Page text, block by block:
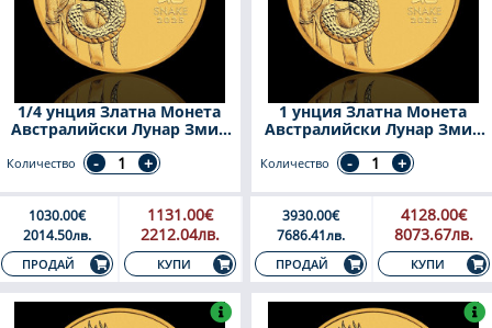
1/4 унция Златна Монета
Австралийски Лунар Змия
2025
Количество
1030.00€
2014.50лв.
ПРОДАЙ
1131.00€
2212.04лв.
КУПИ
1 унция Златна Монета
Австралийски Лунар Змия
2025
Количество
3930.00€
7686.41лв.
ПРОДАЙ
4128.00€
8073.67лв.
КУПИ